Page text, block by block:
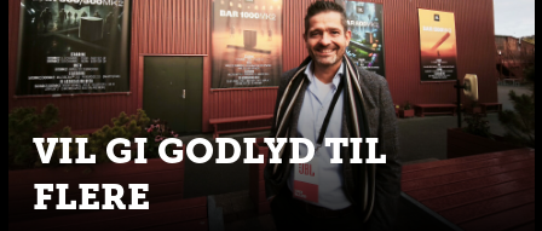
VIL GI GODLYD TIL
FLERE